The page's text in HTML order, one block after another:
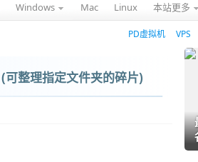
Windows Mac Linux 本站更多
PD虚拟机 VPS
整理指定文件夹的碎片)